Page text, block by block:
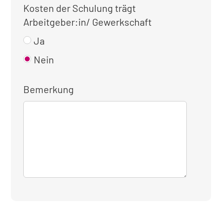
Kosten der Schulung trägt
Arbeitgeber:in/ Gewerkschaft
Ja
Nein
Bemerkung